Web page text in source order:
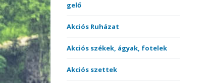
gelő
Akciós Ruházat
Akciós székek, ágyak, fotelek
Akciós szettek